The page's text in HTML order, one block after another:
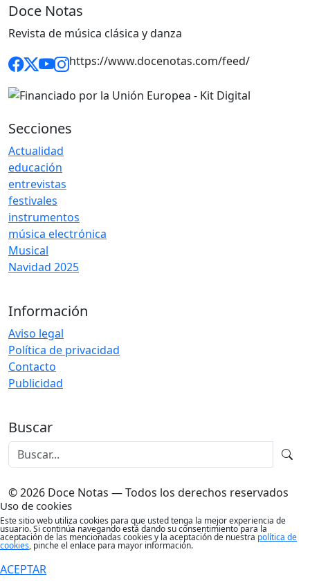
Doce Notas
Revista de música clásica y danza
https://www.docenotas.com/feed/
Secciones
Actualidad
educación
entrevistas
festivales
instrumentos
música electrónica
Musical
Navidad 2025
Información
Aviso legal
Política de privacidad
Contacto
Publicidad
Buscar
© 2026 Doce Notas — Todos los derechos reservados
Uso de cookies
Este sitio web utiliza cookies para que usted tenga la mejor experiencia de
usuario. Si continúa navegando está dando su consentimiento para la
aceptación de las mencionadas cookies y la aceptación de nuestra política de
cookies, pinche el enlace para mayor información.
ACEPTAR